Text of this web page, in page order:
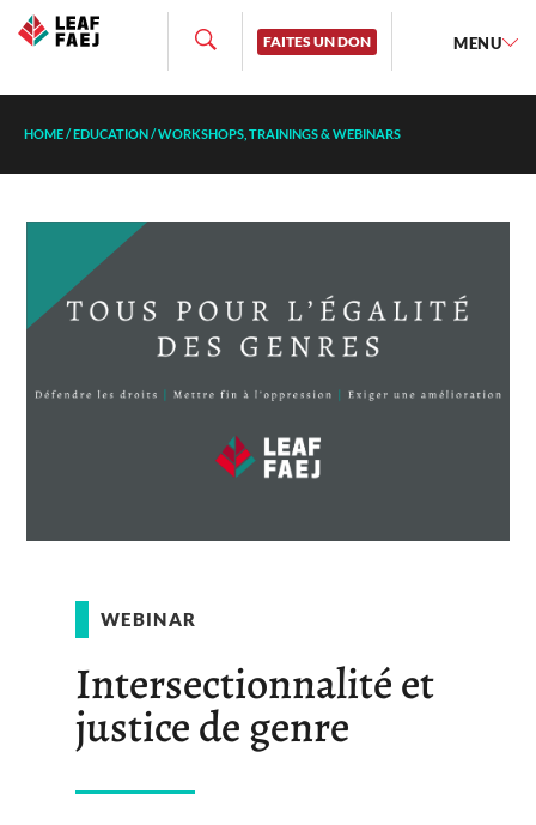
FAITES UN DON MENU
HOME/EDUCATION/WORKSHOPS, TRAININGS & WEBINARS
WEBINAR
Intersectionnalité et
justice de genre